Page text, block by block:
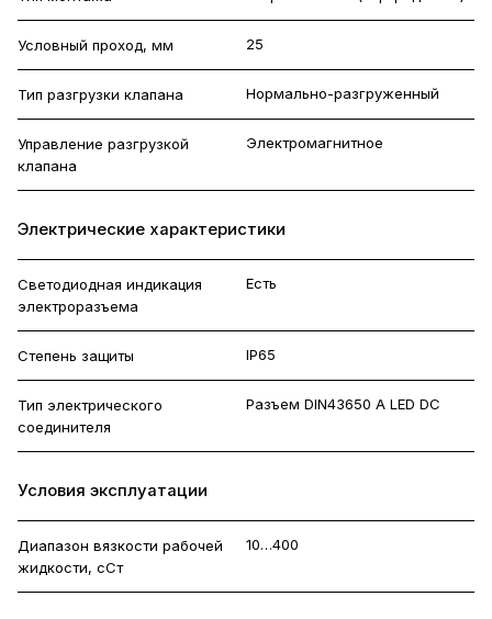
Условный проход, мм 25
Тип разгрузки клапана Нормально-разгруженный
Управление разгрузкой
клапана
Электромагнитное
Электрические характеристики
Светодиодная индикация
электроразъема
Есть
Степень защиты IP65
Тип электрического
соединителя
Разъем DIN43650 A LED DC
Условия эксплуатации
Диапазон вязкости рабочей
жидкости, сСт
10…400